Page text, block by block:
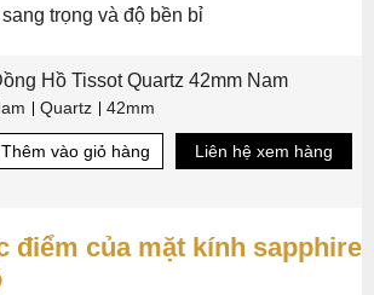
sang trọng và độ bền bỉ
Hồ Tissot Quartz 42mm Nam
Quartz 42mm
Thêm vào giỏ hàng Liên hệ xem hàng
điểm của mặt kính sapphire